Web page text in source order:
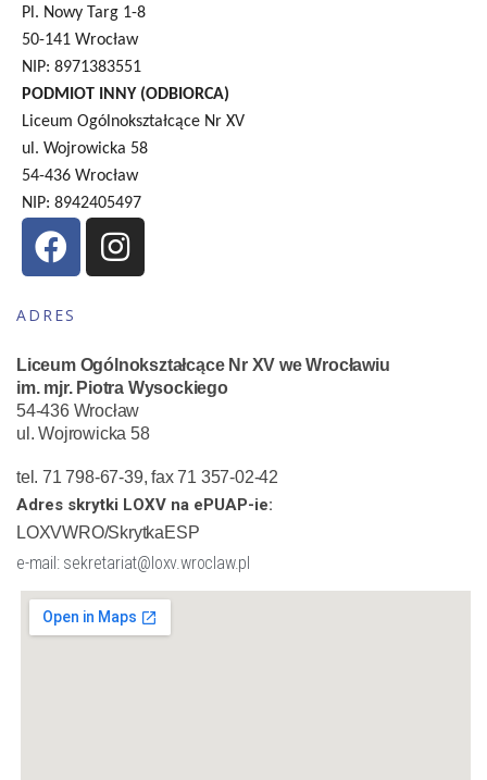
Pl. Nowy Targ 1-8
50-141 Wrocław
NIP: 8971383551
PODMIOT INNY (ODBIORCA)
Liceum Ogólnokształcące Nr XV
ul. Wojrowicka 58
54-436 Wrocław
NIP: 8942405497
ADRES
Liceum Ogólnokształcące Nr XV we Wrocławiu
im. mjr. Piotra Wysockiego
54-436 Wrocław
ul. Wojrowicka 58
tel. 71 798-67-39, fax 71 357-02-42
Adres skrytki LOXV na ePUAP-ie:
LOXVWRO/SkrytkaESP
e-mail: sekretariat@loxv.wroclaw.pl